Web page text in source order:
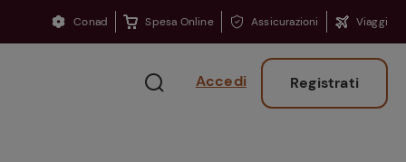
Conad Spesa Online Assicurazioni Viaggi
Accedi Registrati